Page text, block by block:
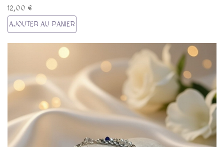
12,00 €
AJOUTER AU PANIER